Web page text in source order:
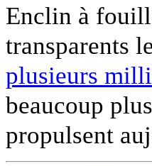
Enclin à
transparents
plusieurs
beaucoup
propulsent